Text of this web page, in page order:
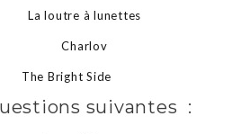
La loutre à lunettes
Charlov
The Bright Side
suivantes :